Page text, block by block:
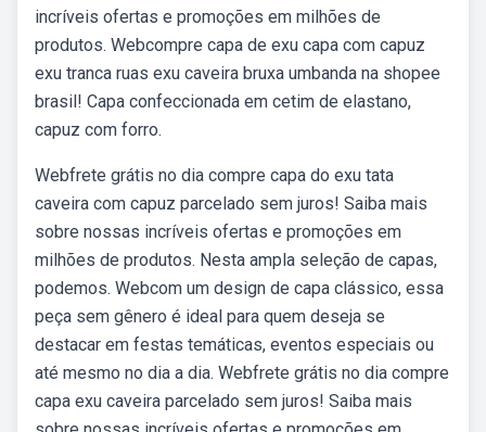
incríveis ofertas e promoções em milhões de
produtos. Webcompre capa de exu capa com capuz
exu tranca ruas exu caveira bruxa umbanda na shopee
brasil! Capa confeccionada em cetim de elastano,
capuz com forro.
Webfrete grátis no dia compre capa do exu tata
caveira com capuz parcelado sem juros! Saiba mais
sobre nossas incríveis ofertas e promoções em
milhões de produtos. Nesta ampla seleção de capas,
podemos. Webcom um design de capa clássico, essa
peça sem gênero é ideal para quem deseja se
destacar em festas temáticas, eventos especiais ou
até mesmo no dia a dia. Webfrete grátis no dia compre
capa exu caveira parcelado sem juros! Saiba mais